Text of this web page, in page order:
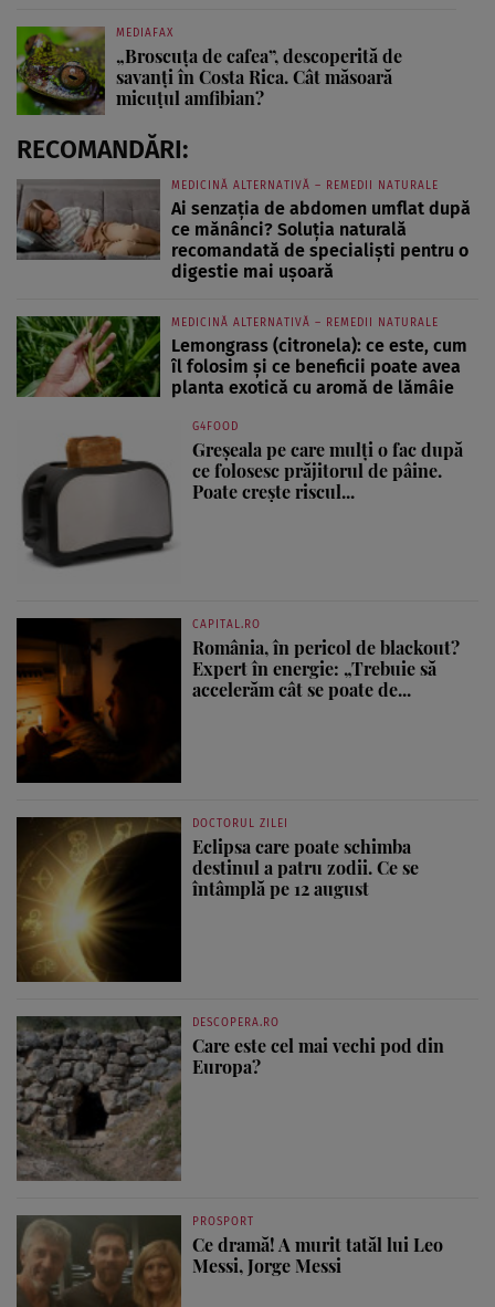
MEDIAFAX
„Broscuța de cafea”, descoperită de
savanți în Costa Rica. Cât măsoară
micuțul amfibian?
RECOMANDĂRI:
MEDICINĂ ALTERNATIVĂ – REMEDII NATURALE
Ai senzația de abdomen umflat după
ce mănânci? Soluția naturală
recomandată de specialiști pentru o
digestie mai ușoară
MEDICINĂ ALTERNATIVĂ – REMEDII NATURALE
Lemongrass (citronela): ce este, cum
îl folosim și ce beneficii poate avea
planta exotică cu aromă de lămâie
G4FOOD
Greșeala pe care mulți o fac după
ce folosesc prăjitorul de pâine.
Poate crește riscul...
CAPITAL.RO
România, în pericol de blackout?
Expert în energie: „Trebuie să
accelerăm cât se poate de...
DOCTORUL ZILEI
Eclipsa care poate schimba
destinul a patru zodii. Ce se
întâmplă pe 12 august
DESCOPERA.RO
Care este cel mai vechi pod din
Europa?
PROSPORT
Ce dramă! A murit tatăl lui Leo
Messi, Jorge Messi